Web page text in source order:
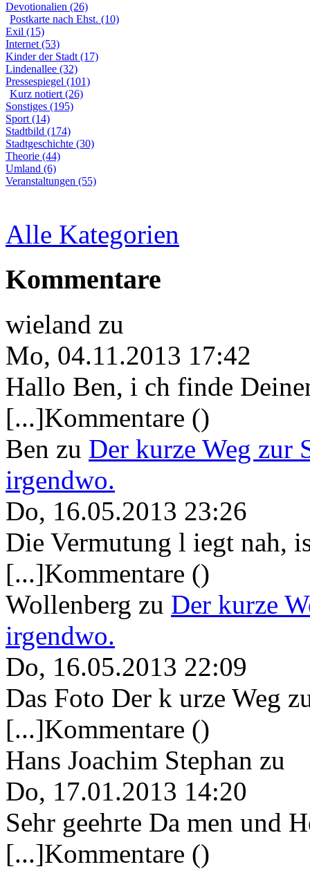
Devotionalien (26)
Postkarte nach Ehst. (10)
Exil (15)
Internet (53)
Kinder der Stadt (17)
Lindenallee (32)
Pressespiegel (101)
Kurz notiert (26)
Sonstiges (195)
Sport (14)
Stadtbild (174)
Stadtgeschichte (30)
Theorie (44)
Umland (6)
Veranstaltungen (55)
Alle Kategorien
Kommentare
wieland zu
Mo, 04.11.2013 17:42
Hallo Ben, i ch finde
[...]Kommentare ()
Ben zu Der kurze Weg zur
irgendwo.
Do, 16.05.2013 23:26
Die Vermutung l iegt nah,
[...]Kommentare ()
Wollenberg zu Der kurze
irgendwo.
Do, 16.05.2013 22:09
Das Foto Der k urze Weg
[...]Kommentare ()
Hans Joachim Stephan zu
Do, 17.01.2013 14:20
Sehr geehrte Da men und
[...]Kommentare ()